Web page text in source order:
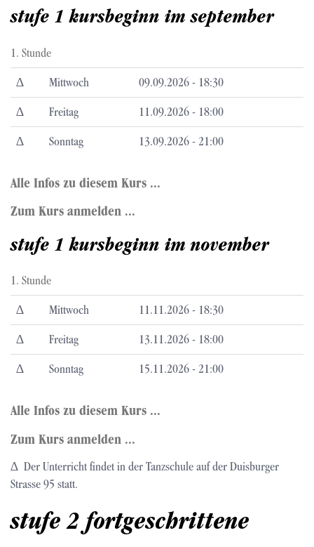
stufe 1 kursbeginn im september
1. Stunde
∆ Mittwoch 09.09.2026 - 18:30
∆ Freitag 11.09.2026 - 18:00
∆ Sonntag 13.09.2026 - 21:00
Alle Infos zu diesem Kurs ...
Zum Kurs anmelden ...
stufe 1 kursbeginn im november
1. Stunde
∆ Mittwoch 11.11.2026 - 18:30
∆ Freitag 13.11.2026 - 18:00
∆ Sonntag 15.11.2026 - 21:00
Alle Infos zu diesem Kurs ...
Zum Kurs anmelden ...
∆ Der Unterricht findet in der Tanzschule auf der Duisburger
Strasse 95 statt.
stufe 2 fortgeschrittene